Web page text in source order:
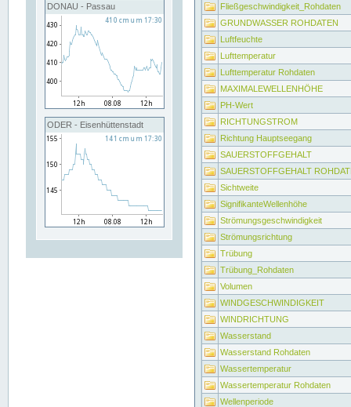
DONAU - Passau
ODER - Eisenhüttenstadt
Fließgeschwindigkeit_Rohdaten
GRUNDWASSER ROHDATEN
Luftfeuchte
Lufttemperatur
Lufttemperatur Rohdaten
MAXIMALEWELLENHÖHE
PH-Wert
RICHTUNGSTROM
Richtung Hauptseegang
SAUERSTOFFGEHALT
SAUERSTOFFGEHALT
Sichtweite
SignifikanteWellenhöhe
Strömungsgeschwindigkeit
Strömungsrichtung
Trübung
Trübung_Rohdaten
Volumen
WINDGESCHWINDIGKEIT
WINDRICHTUNG
Wasserstand
Wasserstand Rohdaten
Wassertemperatur
Wassertemperatur Rohdaten
Wellenperiode